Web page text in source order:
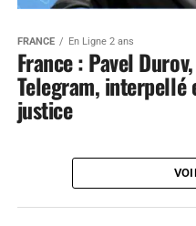
FRANCE En Ligne 2 ans
France : Pavel
Telegram, interpellé
justice